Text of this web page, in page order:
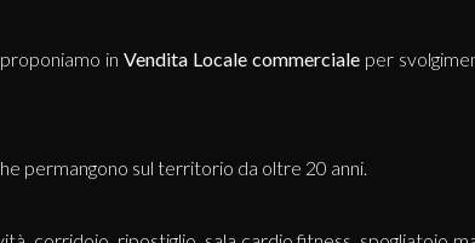
inVendita Locale commerciale per
permangono sul territorio da oltre 20 anni.